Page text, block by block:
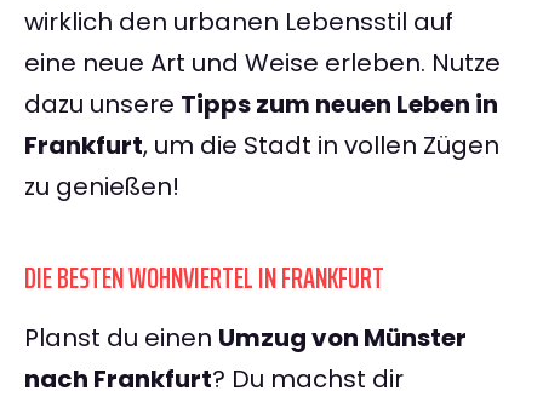
wirklich den urbanen Lebensstil auf
eine neue Art und Weise erleben. Nutze
dazu unsere Tipps zum neuen Leben in
Frankfurt, um die Stadt in vollen Zügen
zu genießen!
DIE BESTEN WOHNVIERTEL IN FRANKFURT
Planst du einen Umzug von Münster
nach Frankfurt? Du machst dir